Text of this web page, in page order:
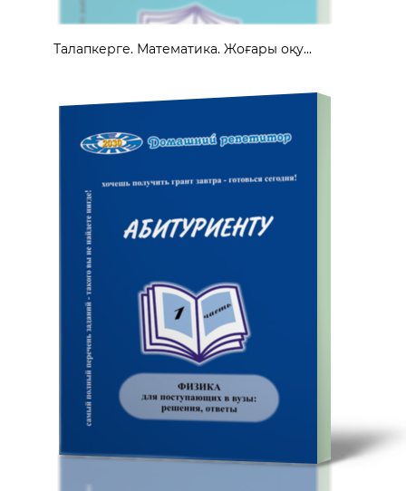
Талапкерге. Математика. Жоғары оқу...